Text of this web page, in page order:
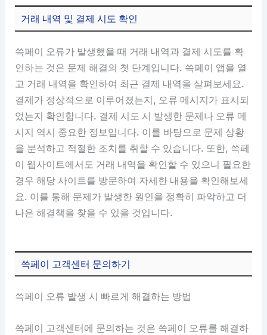
거래 내역 및 결제 시도 확인
쓱페이 오류가 발생했을 때 거래 내역과 결제 시도를 확
인하는 것은 문제 해결의 첫 단계입니다. 쓱페이 앱을 열
고 거래 내역을 확인하여 최근 결제 내역을 살펴보세요.
결제가 정상적으로 이루어졌는지, 오류 메시지가 표시되
었는지 확인합니다. 결제 시도 시 발생한 문제나 오류 메
시지 역시 중요한 정보입니다. 이를 바탕으로 문제 상황
을 분석하고 적절한 조치를 취할 수 있습니다. 또한, 쓱페
이 웹사이트에서도 거래 내역을 확인할 수 있으니 필요한
경우 해당 사이트를 방문하여 자세한 내용을 확인해보세
요. 이를 통해 문제가 발생한 원인을 정확히 파악하고 더
나은 해결책을 찾을 수 있을 것입니다.
쓱페이 고객센터 문의하기
쓱페이 오류 발생 시 빠르게 해결하는 방법
쓱페이 고객센터에 문의하는 것은 쓱페이 오류를 해결하